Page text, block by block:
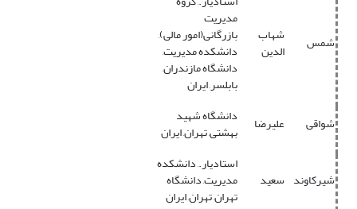
شمس شهاب
الدین
مدیریت
بازرگانی(امور مالی),
دانشکده مدیریت,
دانشگاه مازندران,
بابلسر, ایران
شواقی
علیرضا دانشگاه شهید
بهشتی, تهران, ایران
شیرکاوند سعید
استادیار., دانشکده
مدیریت, دانشگاه
تهران, تهران, ایران